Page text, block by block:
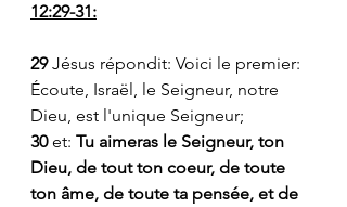
12:29-31:
29 Jésus répondit: Voici le premier:
Écoute, Israël, le Seigneur, notre
Dieu, est l'unique Seigneur;
30 et: Tu aimeras le Seigneur, ton
Dieu, de tout ton coeur, de toute
ton âme, de toute ta pensée, et de